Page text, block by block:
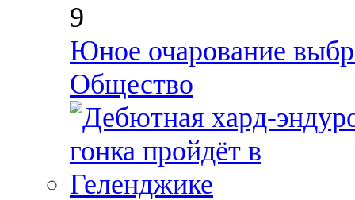
9
Юное очарование
Общество